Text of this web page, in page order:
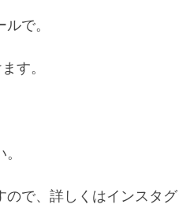
で。
す。
ので、詳しくはインスタ